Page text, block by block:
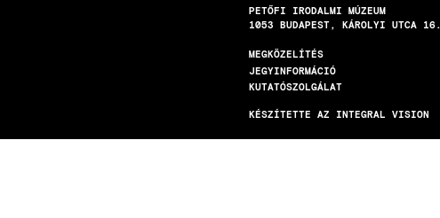
PETŐFI IRODALMI MÚZEUM
1053
BUDAPEST KÁROLYI UTCA 16.
LÁBLÉC
MEGKÖZELÍTÉS
JEGYINFORMÁCIÓ
KUTATÓSZOLGÁLAT
KÉSZÍTETTE AZ INTEGRAL VISION